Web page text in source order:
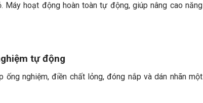
hoạt động hoàn toàn tự động, giúp nâng cao năng
tự động
nghiệm, điền chất lỏng, đóng nắp và dán nhãn một